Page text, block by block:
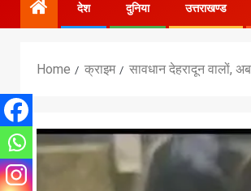
देश दुनिया उत्तराखण्ड
Home क्राइम सावधान देहरादून वालों,